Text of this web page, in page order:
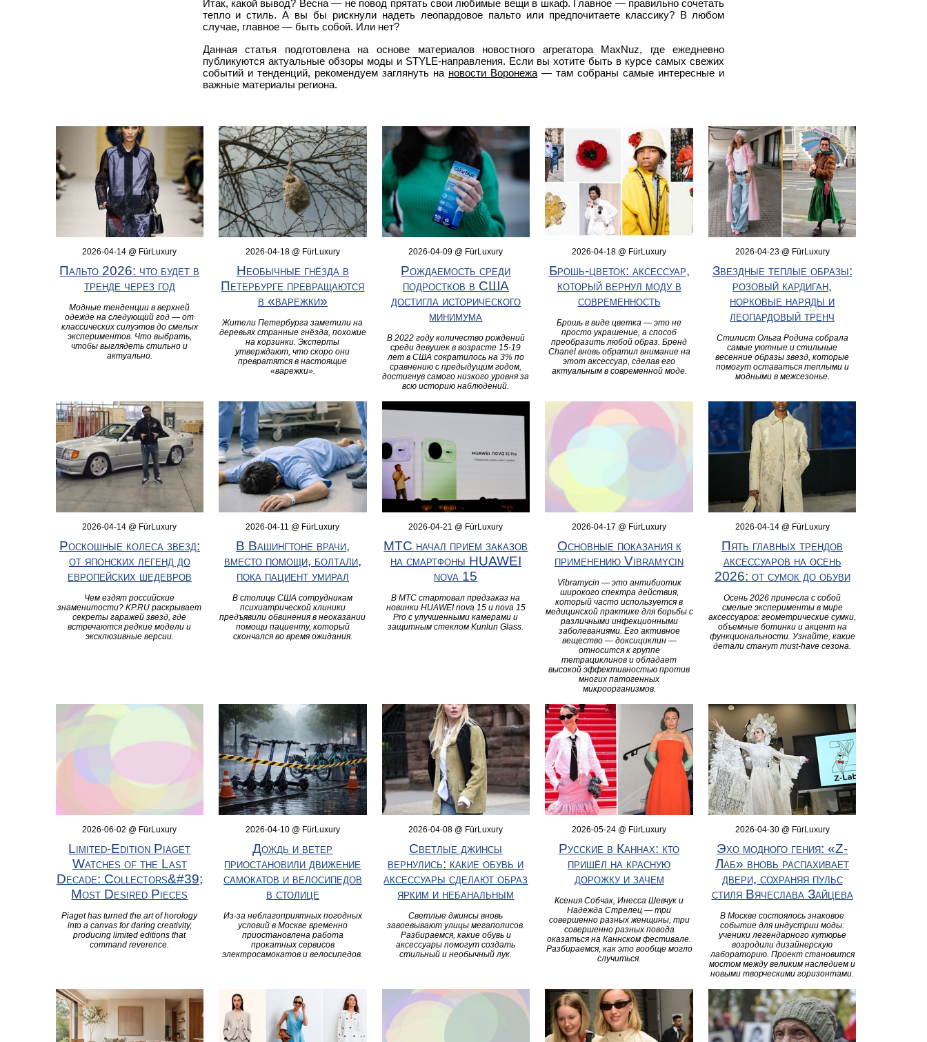
Итак, какой вывод? Весна — не повод прятать свои любимые вещи в шкаф. Главное — правильно сочетать
тепло и стиль. А вы бы рискнули надеть леопардовое пальто или предпочитаете классику? В любом
случае, главное — быть собой. Или нет?
Данная статья подготовлена на основе материалов новостного агрегатора MaxNuz, где ежедневно
публикуются актуальные обзоры моды и STYLE-направления. Если вы хотите быть в курсе самых свежих
событий и тенденций, рекомендуем заглянуть на новости Воронежа — там собраны самые интересные и
важные материалы региона.
2026-04-14 @ FürLuxury
Пальто 2026: что будет в
тренде через год
Модные тенденции в верхней
одежде на следующий год — от
классических силуэтов до смелых
экспериментов. Что выбрать,
чтобы выглядеть стильно и
актуально.
2026-04-18 @ FürLuxury
Необычные гнёзда в
Петербурге превращаются
в «варежки»
Жители Петербурга заметили на
деревьях странные гнёзда, похожие
на корзинки. Эксперты
утверждают, что скоро они
превратятся в настоящие
«варежки».
2026-04-09 @ FürLuxury
Рождаемость среди
подростков в США
достигла исторического
минимума
В 2022 году количество рождений
среди девушек в возрасте 15-19
лет в США сократилось на 3% по
сравнению с предыдущим годом,
достигнув самого низкого уровня за
всю историю наблюдений.
2026-04-18 @ FürLuxury
Брошь-цветок: аксессуар,
который вернул моду в
современность
Брошь в виде цветка — это не
просто украшение, а способ
преобразить любой образ. Бренд
Chanel вновь обратил внимание на
этот аксессуар, сделав его
актуальным в современной моде.
2026-04-23 @ FürLuxury
Звездные теплые образы:
розовый кардиган,
норковые наряды и
леопардовый тренч
Стилист Ольга Родина собрала
самые уютные и стильные
весенние образы звезд, которые
помогут оставаться теплыми и
модными в межсезонье.
2026-04-14 @ FürLuxury
Роскошные колеса звезд:
от японских легенд до
европейских шедевров
Чем ездят российские
знаменитости? KP.RU раскрывает
секреты гаражей звезд, где
встречаются редкие модели и
эксклюзивные версии.
2026-04-11 @ FürLuxury
В Вашингтоне врачи,
вместо помощи, болтали,
пока пациент умирал
В столице США сотрудникам
психиатрической клиники
предъявили обвинения в неоказании
помощи пациенту, который
скончался во время ожидания.
2026-04-21 @ FürLuxury
МТС начал прием заказов
на смартфоны HUAWEI
nova 15
В МТС стартовал предзаказ на
новинки HUAWEI nova 15 и nova 15
Pro с улучшенными камерами и
защитным стеклом Kunlun Glass.
2026-04-17 @ FürLuxury
Основные показания к
применению Vibramycin
Vibramycin — это антибиотик
широкого спектра действия,
который часто используется в
медицинской практике для борьбы с
различными инфекционными
заболеваниями. Его активное
вещество — доксициклин —
относится к группе
тетрациклинов и обладает
высокой эффективностью против
многих патогенных
микроорганизмов.
2026-04-14 @ FürLuxury
Пять главных трендов
аксессуаров на осень
2026: от сумок до обуви
Осень 2026 принесла с собой
смелые эксперименты в мире
аксессуаров: геометрические сумки,
объемные ботинки и акцент на
функциональности. Узнайте, какие
детали станут must-have сезона.
2026-06-02 @ FürLuxury
Limited‑Edition Piaget
Watches of the Last
Decade: Collectors&#39;
Most Desired Pieces
Piaget has turned the art of horology
into a canvas for daring creativity,
producing limited editions that
command reverence.
2026-04-10 @ FürLuxury
Дождь и ветер
приостановили движение
самокатов и велосипедов
в столице
Из-за неблагоприятных погодных
условий в Москве временно
приостановлена работа
прокатных сервисов
электросамокатов и велосипедов.
2026-04-08 @ FürLuxury
Светлые джинсы
вернулись: какие обувь и
аксессуары сделают образ
ярким и небанальным
Светлые джинсы вновь
завоевывают улицы мегаполисов.
Разбираемся, какие обувь и
аксессуары помогут создать
стильный и необычный лук.
2026-05-24 @ FürLuxury
Русские в Каннах: кто
пришёл на красную
дорожку и зачем
Ксения Собчак, Инесса Шевчук и
Надежда Стрелец — три
совершенно разных женщины, три
совершенно разных повода
оказаться на Каннском фестивале.
Разбираемся, как это вообще могло
случиться.
2026-04-30 @ FürLuxury
Эхо модного гения: «Z-
Лаб» вновь распахивает
двери, сохраняя пульс
стиля Вячеслава Зайцева
В Москве состоялось знаковое
событие для индустрии моды:
ученики легендарного кутюрье
возродили дизайнерскую
лабораторию. Проект становится
мостом между великим наследием и
новыми творческими горизонтами.